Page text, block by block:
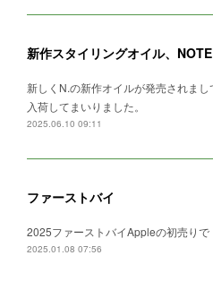
新作スタイリングオイル、
新しくN.の新作オイルが発売されま
入荷してまいりました。
2025.06.10 09:11
ファーストバイ
2025ファーストバイAppleの初売りで
2025.01.08 07:56